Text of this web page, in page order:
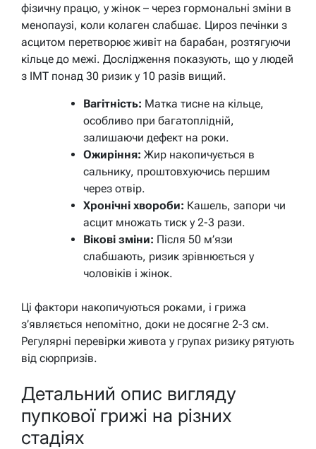
фізичну працю, у жінок – через гормональні зміни в
менопаузі, коли колаген слабшає. Цироз печінки з
асцитом перетворює живіт на барабан, розтягуючи
кільце до межі. Дослідження показують, що у людей
з ІМТ понад 30 ризик у 10 разів вищий.
Вагітність: Матка тисне на кільце,
особливо при багатоплідній,
залишаючи дефект на роки.
Ожиріння: Жир накопичується в
сальнику, проштовхуючись першим
через отвір.
Хронічні хвороби: Кашель, запори чи
асцит множать тиск у 2-3 рази.
Вікові зміни: Після 50 м’язи
слабшають, ризик зрівнюється у
чоловіків і жінок.
Ці фактори накопичуються роками, і грижа
з’являється непомітно, доки не досягне 2-3 см.
Регулярні перевірки живота у групах ризику рятують
від сюрпризів.
Детальний опис вигляду
пупкової грижі на різних
стадіях